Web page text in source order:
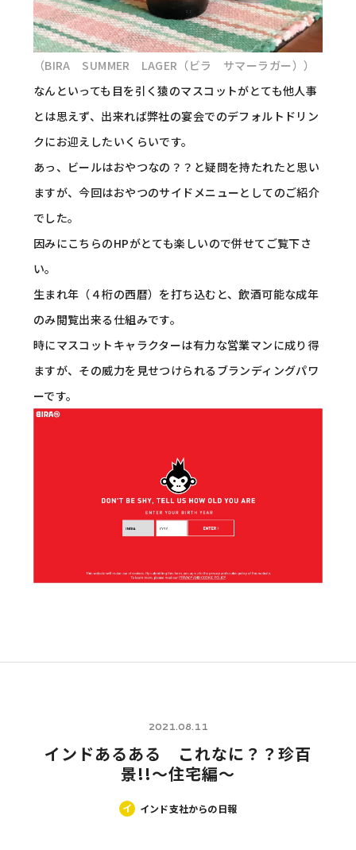
（BIRA SUMMER LAGER（ビラ サマーラガー））
なんといっても目を引く猿のマスコットがとても他人事
とは思えず、出来れば弊社の宴会でのデフォルトドリン
クにお迎えしたいくらいです。
あっ、ビールはおやつなの？？と疑問を持たれたと思い
ますが、今回はおやつのサイドメニューとしてのご紹介
でした。
因みにこちらのHPがとても楽しいので併せてご覧下さ
い。
生まれ年（４桁の西暦）を打ち込むと、飲酒可能な成年
のみ閲覧出来る仕組みです。
時にマスコットキャラクターは有力な営業マンに成り得
ますが、その威力を見せつけられるブランディングパワ
ーです。
2021.08.11
インドあるある これなに？？珍百
景!!～住宅編～
イ インド支社からの日報